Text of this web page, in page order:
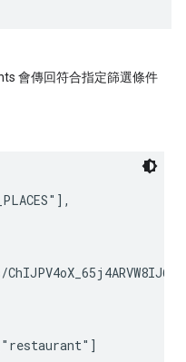
會傳回符合指定篩選條件